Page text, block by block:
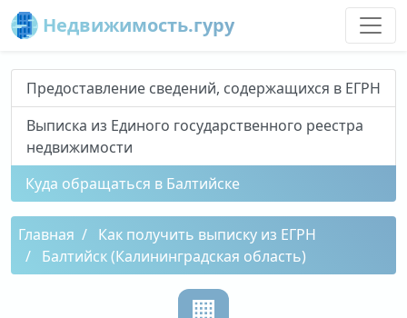
Недвижимость.гуру
Предоставление сведений, содержащихся в ЕГРН
Выписка из Единого государственного реестра
недвижимости
Куда обращаться в Балтийске
Главная
Как получить выписку из ЕГРН
Балтийск (Калининградская область)